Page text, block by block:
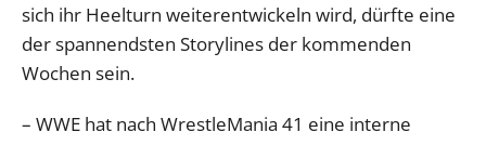
sich ihr Heelturn weiterentwickeln wird, dürfte eine
der spannendsten Storylines der kommenden
Wochen sein.
– WWE hat nach WrestleMania 41 eine interne